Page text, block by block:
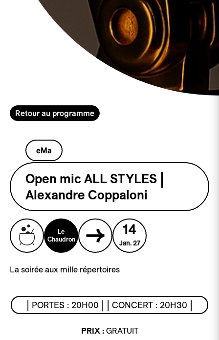
Retour au programme
eMa
Open mic ALL STYLES |
Alexandre Coppaloni
Le
Chaudron
14
Jan. 27
La soirée aux mille répertoires
| PORTES : 20H00 | | CONCERT : 20H30 |
PRIX :GRATUIT